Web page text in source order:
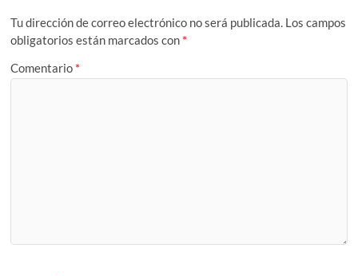
Tu dirección de correo electrónico no será publicada. Los campos
obligatorios están marcados con *
Comentario *